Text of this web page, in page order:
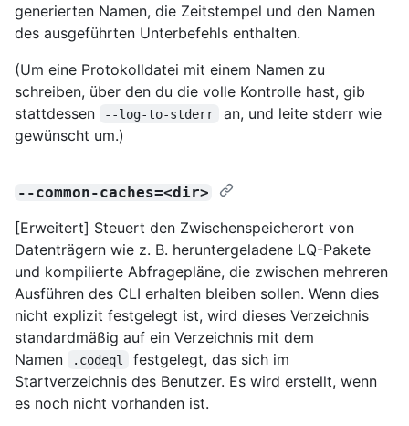
generierten Namen, die Zeitstempel und den Namen
des ausgeführten Unterbefehls enthalten.
(Um eine Protokolldatei mit einem Namen zu
schreiben, über den du die volle Kontrolle hast, gib
stattdessen
--log-to-stderr
an, und leite stderr wie
gewünscht um.)
--common-caches=<dir>
[Erweitert] Steuert den Zwischenspeicherort von
Datenträgern wie z. B. heruntergeladene LQ-Pakete
und kompilierte Abfragepläne, die zwischen mehreren
Ausführen des CLI erhalten bleiben sollen. Wenn dies
nicht explizit festgelegt ist, wird dieses Verzeichnis
standardmäßig auf ein Verzeichnis mit dem
Namen
.codeql
festgelegt, das sich im
Startverzeichnis des Benutzer. Es wird erstellt, wenn
es noch nicht vorhanden ist.